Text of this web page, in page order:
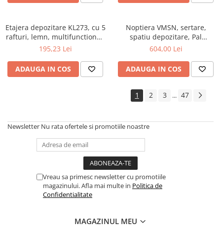
Etajera depozitare KL273, cu 5
rafturi, lemn, multifunctional,
natur
195,23 Lei
ADAUGA IN COS
Noptiera VMSN, sertare,
spatiu depozitare, Pal
Melaminat, insertii MDF, Nuc
604,00 Lei
ADAUGA IN COS
1 2 3 ... 47
Newsletter Nu rata ofertele si promotiile noastre
Vreau sa primesc newsletter cu promotiile
magazinului. Afla mai multe in Politica de
Confidentialitate
MAGAZINUL MEU